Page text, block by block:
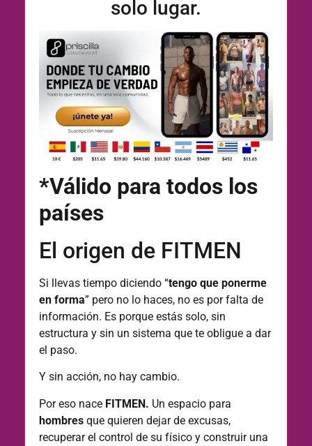
solo lugar.
*Válido para todos los
países
El origen de FITMEN
Si llevas tiempo diciendo “tengo que ponerme
en forma” pero no lo haces, no es por falta de
información. Es porque estás solo, sin
estructura y sin un sistema que te obligue a dar
el paso.
Y sin acción, no hay cambio.
Por eso nace FITMEN. Un espacio para
hombresque quieren dejar de excusas,
recuperar el control de su físico y construir una